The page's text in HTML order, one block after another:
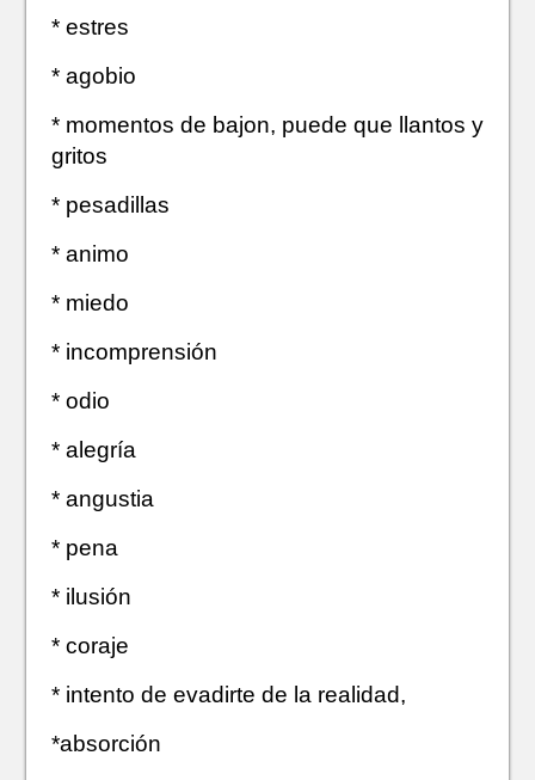
* estres
* agobio
* momentos de bajon, puede que llantos y
gritos
* pesadillas
* animo
* miedo
* incomprensión
* odio
* alegría
* angustia
* pena
* ilusión
* coraje
* intento de evadirte de la realidad,
*absorción